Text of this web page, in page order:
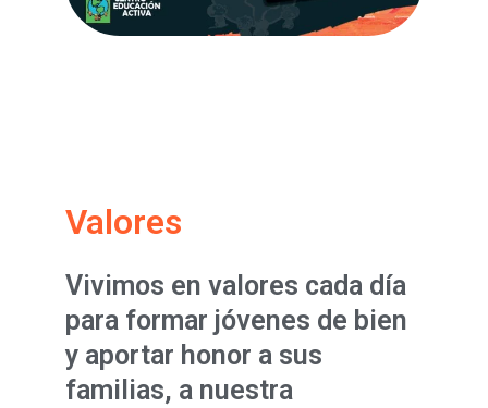
Valores
Vivimos en valores cada día
para formar jóvenes de bien
y aportar honor a sus
familias, a nuestra